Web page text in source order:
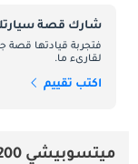
شارك قصة
فتجربة قيادتها قصة
لقارىء ما.
اكتب تقييم
ميتسوبيشي L200 للبيع